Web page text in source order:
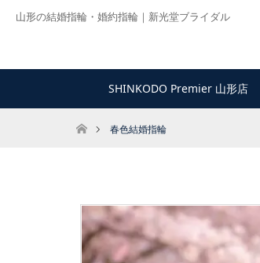
山形の結婚指輪・婚約指輪｜新光堂ブライダル
SHINKODO Premier 山形店
ホーム春色結婚指輪